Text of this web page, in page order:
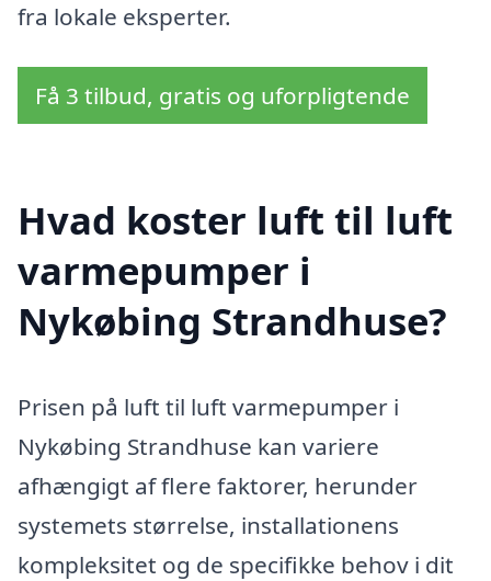
fra lokale eksperter.
Få 3 tilbud, gratis og uforpligtende
Hvad koster luft til luft
varmepumper i
Nykøbing Strandhuse?
Prisen på luft til luft varmepumper i
Nykøbing Strandhuse kan variere
afhængigt af flere faktorer, herunder
systemets størrelse, installationens
kompleksitet og de specifikke behov i dit